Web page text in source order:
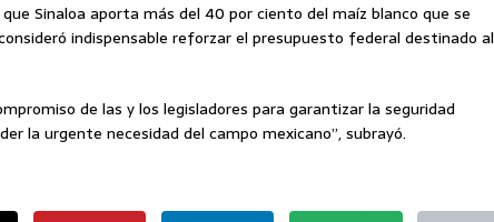
Sinaloa aporta más del 40 por ciento del maíz blanco que se
indispensable reforzar el presupuesto federal destinado al
de las y los legisladores para garantizar la seguridad
la urgente necesidad del campo mexicano”, subrayó.